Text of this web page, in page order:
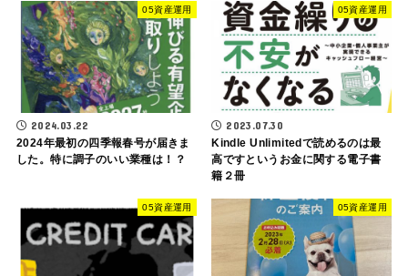
05資産運用
2024.03.22
2024年最初の四季報春号が届きま
した。特に調子のいい業種は！？
05資産運用
2023.07.30
Kindle Unlimitedで読めるのは最
高ですというお金に関する電子書
籍２冊
05資産運用 05資産運用